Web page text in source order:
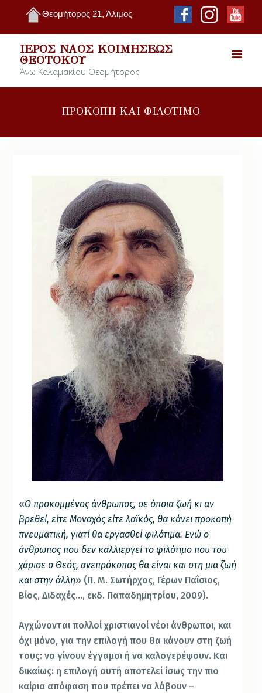
Θεομήτορος 21, Άλιμος
ΙΕΡΌΣ ΝΑΌΣ ΚΟΙΜΉΣΕΩΣ
ΘΕΟΤΌΚΟΥ
Άνω Καλαμακίου Θεομήτορος
ΠΡΟΚΟΠΗ ΚΑΙ ΦΙΛΟΤΙΜΟ
«Ο προκομμένος άνθρωπος, σε όποια ζωή κι αν
βρεθεί, είτε Μοναχός είτε λαϊκός, θα κάνει προκοπή
πνευματική, γιατί θα εργασθεί φιλότιμα. Ενώ ο
άνθρωπος που δεν καλλιεργεί το φιλότιμο που του
χάρισε ο Θεός, ανεπρόκοπος θα είναι και στη μια ζωή
και στην άλλη» (Π. Μ. Σωτήρχος, Γέρων Παΐσιος,
Βίος, Διδαχές…, εκδ. Παπαδημητρίου, 2009).
Αγχώνονται πολλοί χριστιανοί νέοι άνθρωποι, και
όχι μόνο, για την επιλογή που θα κάνουν στη ζωή
τους: να γίνουν έγγαμοι ή να καλογερέψουν. Και
δικαίως: η επιλογή αυτή αποτελεί ίσως την πιο
καίρια απόφαση που πρέπει να λάβουν –